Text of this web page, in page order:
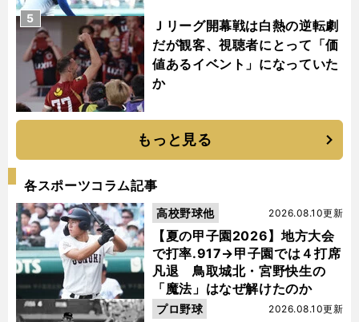
Ｊリーグ開幕戦は白熱の逆転劇
だが観客、視聴者にとって「価
値あるイベント」になっていた
か
5
もっと見る
各スポーツコラム記事
【夏の甲子園2026】地方大会
で打率.917→甲子園では４打席
凡退 鳥取城北・宮野快生の
「魔法」はなぜ解けたのか
2026.08.10更新
高校野球他
2026.08.10更新
プロ野球